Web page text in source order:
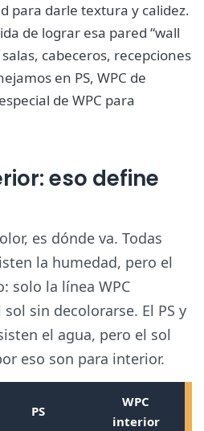
para darle textura y calidez.
de lograr esa pared “wall
cabeceros, recepciones
en PS, WPC de
de WPC para
eso define
es dónde va. Todas
la humedad, pero el
solo la línea WPC
sol sin decolorarse. El PS y
el agua, pero el sol
eso son para interior.
PS
WPC
interior